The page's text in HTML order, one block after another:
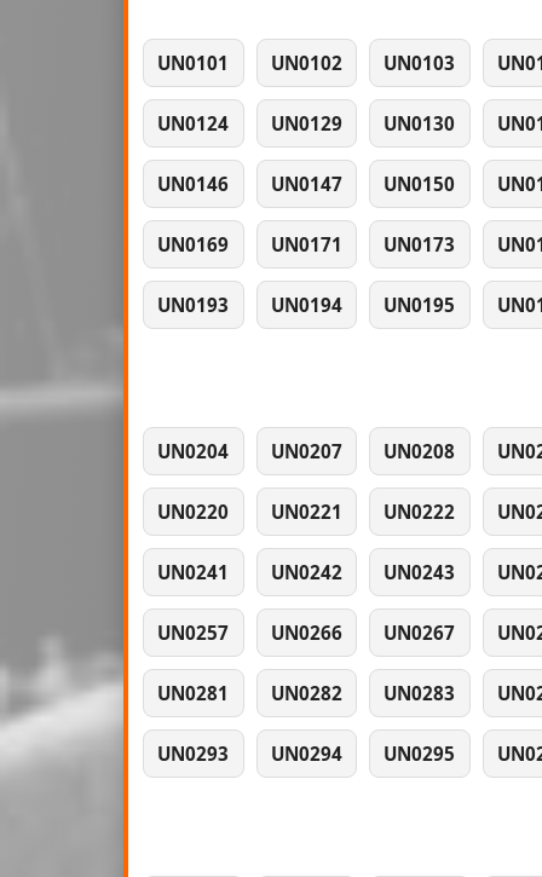
UN0101 UN0102 UN0103
UN0124 UN0129 UN0130
UN0146 UN0147 UN0150
UN0169 UN0171 UN0173
UN0193 UN0194 UN0195
UN0204 UN0207 UN0208
UN0220 UN0221 UN0222
UN0241 UN0242 UN0243
UN0257 UN0266 UN0267
UN0281 UN0282 UN0283
UN0293 UN0294 UN0295